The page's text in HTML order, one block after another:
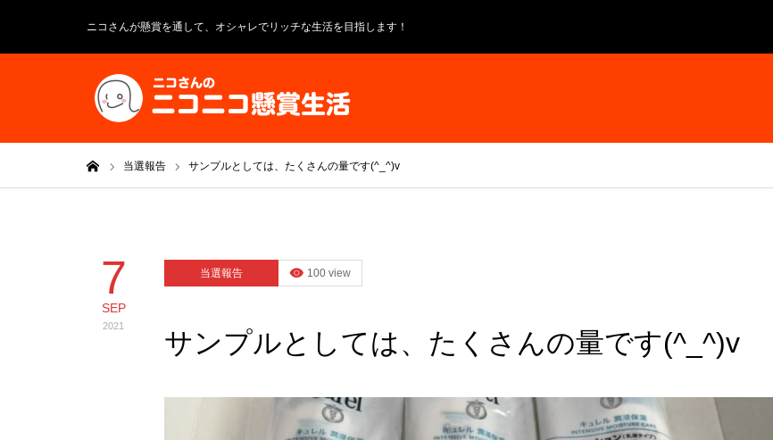
ニコさんが懸賞を通して、オシャレでリッチな生活を目指します！
当選報告 サンプルとしては、たくさんの量です(^_^)v
7
SEP
2021
当選報告 100 view
サンプルとしては、たくさんの量です(^_^)v